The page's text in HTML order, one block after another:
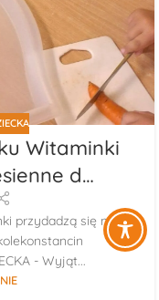
Witaminki
d…
przydadzą się na
- Wyjąt...